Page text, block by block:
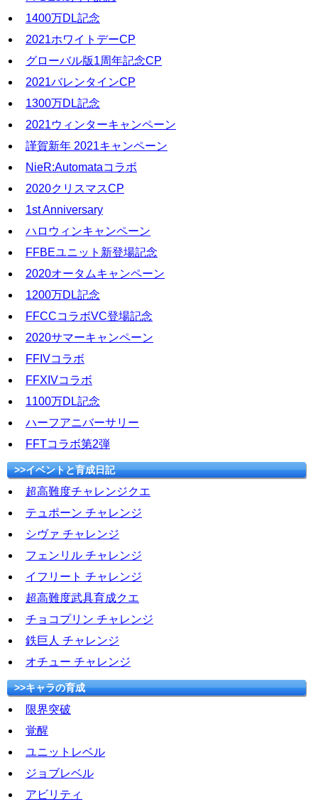
1400万DL記念
2021ホワイトデーCP
グローバル版1周年記念CP
2021バレンタインCP
1300万DL記念
2021ウィンターキャンペーン
謹賀新年 2021キャンペーン
NieR:Automataコラボ
2020クリスマスCP
1st Anniversary
ハロウィンキャンペーン
FFBEユニット新登場記念
2020オータムキャンペーン
1200万DL記念
FFCCコラボVC登場記念
2020サマーキャンペーン
FFIVコラボ
FFXIVコラボ
1100万DL記念
ハーフアニバーサリー
FFTコラボ第2弾
>>イベントと育成日記
超高難度チャレンジクエ
テュポーン チャレンジ
シヴァ チャレンジ
フェンリル チャレンジ
イフリート チャレンジ
超高難度武具育成クエ
チョコプリン チャレンジ
鉄巨人 チャレンジ
オチュー チャレンジ
>>キャラの育成
限界突破
覚醒
ユニットレベル
ジョブレベル
アビリティ